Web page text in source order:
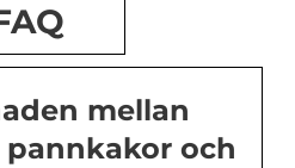
mellan
och